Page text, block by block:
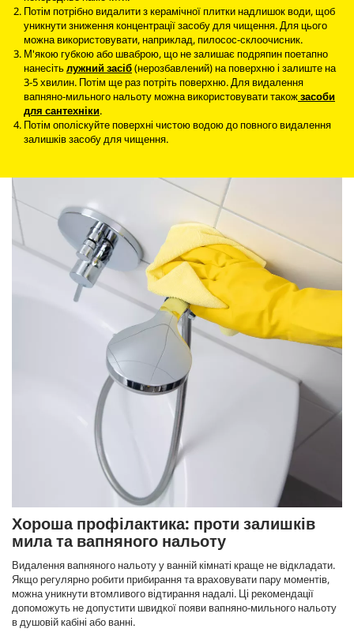
Потім потрібно видалити з керамічної плитки надлишок води, щоб
уникнути зниження концентрації засобу для чищення. Для цього
можна використовувати, наприклад, пилосос-склоочисник.
М'якою губкою або шваброю, що не залишає подряпин поетапно
нанесітьлужний засіб(нерозбавлений) на поверхню і залиште на
3-5 хвилин. Потім ще раз потріть поверхню. Для видалення
вапняно-мильного нальоту можна використовувати такожзасоби
для сантехніки.
Потім ополіскуйте поверхні чистою водою до повного видалення
залишків засобу для чищення.
Хороша профілактика: проти залишків
мила та вапняного нальоту
Видалення вапняного нальоту у ванній кімнаті краще не відкладати.
Якщо регулярно робити прибирання та враховувати пару моментів,
можна уникнути втомливого відтирання надалі. Ці рекомендації
допоможуть не допустити швидкої появи вапняно-мильного нальоту
в душовій кабіні або ванні.